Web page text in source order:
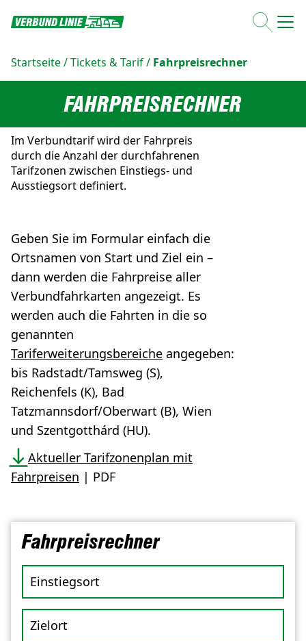
Startseite/Tickets & Tarif/ Fahrpreisrechner
FAHRPREISRECHNER
Im Verbundtarif wird der Fahrpreis
durch die Anzahl der durchfahrenen
Tarifzonen zwischen Einstiegs- und
Ausstiegsort definiert.
Geben Sie im Formular einfach die
Ortsnamen von Start und Ziel ein –
dann werden die Fahrpreise aller
Verbundfahrkarten angezeigt. Es
werden auch die Fahrten in die so
genannten
Tariferweiterungsbereiche angegeben:
bis Radstadt/Tamsweg (S),
Reichenfels (K), Bad
Tatzmannsdorf/Oberwart (B), Wien
und Szentgotthárd (HU).
Aktueller Tarifzonenplan mit
Fahrpreisen | PDF
Fahrpreisrechner
Einstiegsort
Zielort